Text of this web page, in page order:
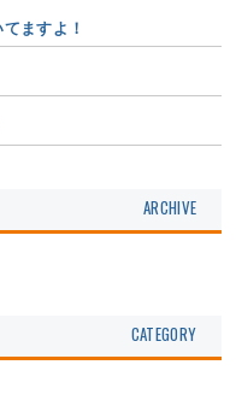
ますよ！